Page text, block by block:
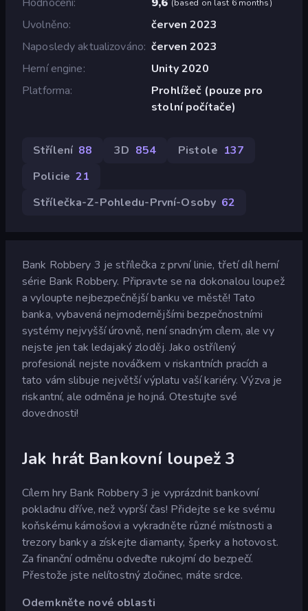
(based on last 6 months)
Uvolněno
červen 2023
Naposledy aktualizováno červen 2023
Herní engine
Unity 2020
Platforma
Prohlížeč (pouze pro
stolní počítače)
Střílení 88 3D 854 Pistole 137
Policie 21
Střílečka-Z-Pohledu-První-Osoby 62
Bank Robbery 3 je střílečka z první linie, třetí díl herní
série Bank Robbery. Připravte se na dokonalou loupež
a vyloupte nejbezpečnější banku ve městě! Tato
banka, vybavená nejmodernějšími bezpečnostními
systémy nejvyšší úrovně, není snadným cílem, ale vy
nejste jen tak ledajaký zloděj. Jako ostřílený
profesionál nejste nováčkem v riskantních pracích a
tato vám slibuje největší výplatu vaší kariéry. Výzva je
riskantní, ale odměna je hojná. Otestujte své
dovednosti!
Jak hrát Bankovní loupež 3
Cílem hry Bank Robbery 3 je vyprázdnit bankovní
pokladnu dříve, než vyprší čas! Přidejte se ke svému
koňskému kámošovi a vykradněte různé místnosti a
trezory banky a získejte diamanty, šperky a hotovost.
Za finanční odměnu odveďte rukojmí do bezpečí.
Přestože jste nelítostný zločinec, máte srdce.
Odemkněte nové oblasti